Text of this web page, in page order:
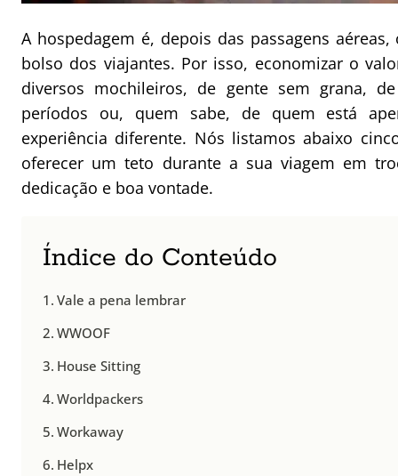
A hospedagem é, depois das passagens
bolso dos viajantes. Por isso, economizar o
diversos mochileiros, de gente sem grana,
períodos ou, quem sabe, de quem está
experiência diferente. Nós listamos abaixo
oferecer um teto durante a sua viagem em
dedicação e boa vontade.
Índice do Conteúdo
Vale a pena lembrar
WWOOF
House Sitting
Worldpackers
Workaway
Helpx